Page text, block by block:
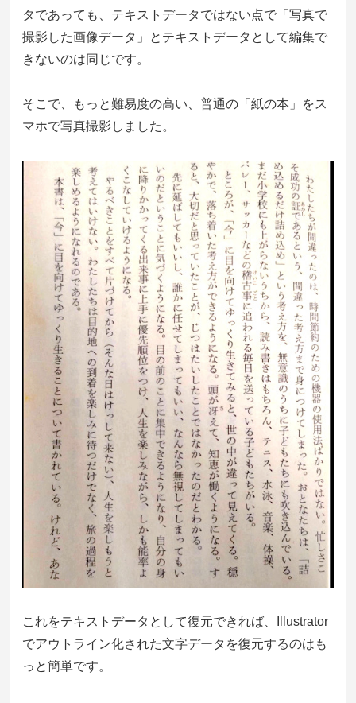
タであっても、テキストデータではない点で「写真で
撮影した画像データ」とテキストデータとして編集で
きないのは同じです。
そこで、もっと難易度の高い、普通の「紙の本」をス
マホで写真撮影しました。
これをテキストデータとして復元できれば、Illustrator
でアウトライン化された文字データを復元するのはも
っと簡単です。